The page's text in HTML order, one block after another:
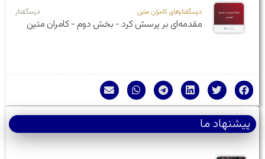
درسگفتارهای کامران متین درسگفتار
مقدمه‌ای بر پرسش کرد - بخش دوم - کامران متین
پیشنهاد ما